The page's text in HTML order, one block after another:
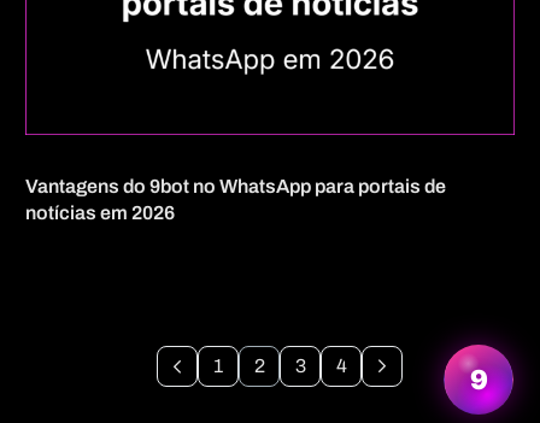
Vantagens do 9bot no WhatsApp para portais de
notícias em 2026
1 2 3 4
Quero mais informações
9